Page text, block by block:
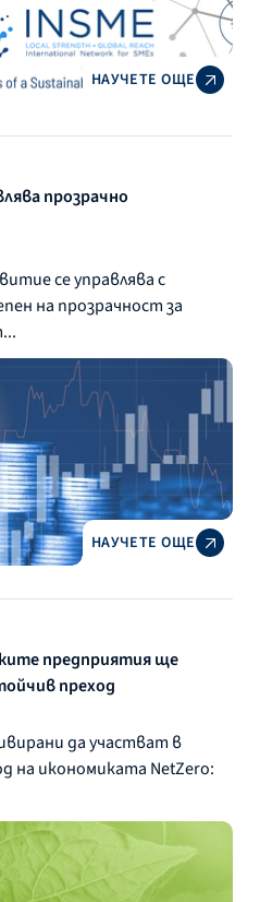
НАУЧЕТЕ ОЩЕ
прозрачно
се управлява с
на прозрачност за
От...
НАУЧЕТЕ ОЩЕ
предприятия ще
преход
да участват в
на икономиката NetZerо: